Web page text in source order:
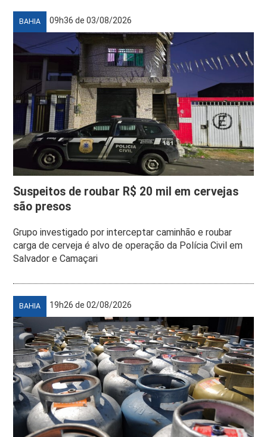
BAHIA 09h36 de 03/08/2026
Suspeitos de roubar R$ 20 mil em cervejas
são presos
Grupo investigado por interceptar caminhão e roubar
carga de cerveja é alvo de operação da Polícia Civil em
Salvador e Camaçari
BAHIA 19h26 de 02/08/2026